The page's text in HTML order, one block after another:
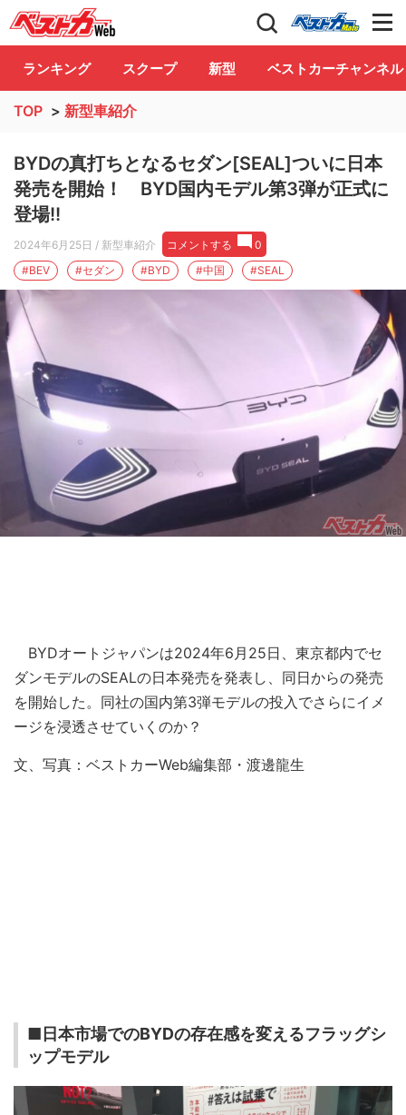
自動車情報誌「ベストカー」 Club
ランキング スクープ 新型 ベストカーチャンネル
TOP > 新型車紹介
BYDの真打ちとなるセダン[SEAL]ついに日本
発売を開始！ BYD国内モデル第3弾が正式に
登場!!
2024年6月25日 / 新型車紹介 コメントする
0
#BEV
#セダン #BYD #中国 #SEAL
BYDオートジャパンは2024年6月25日、東京都内でセ
ダンモデルのSEALの日本発売を発表し、同日からの発売
を開始した。同社の国内第3弾モデルの投入でさらにイメ
ージを浸透させていくのか？
文、写真：ベストカーWeb編集部・渡邊龍生
■日本市場でのBYDの存在感を変えるフラッグシ
ップモデル